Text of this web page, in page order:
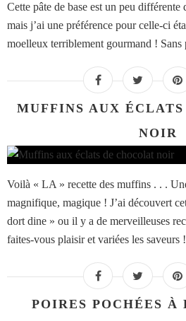
Cette pâte de base est un peu
mais j’ai une préférence pour celle-ci
moelleux terriblement gourmand ! Sans
MUFFINS AUX
NOIR
Voilà « LA » recette des muffins . . .
magnifique, magique ! J’ai découvert
dort dine » ou il y a de merveilleuses
faites-vous plaisir et variées les saveurs
POIRES POCHÉES À